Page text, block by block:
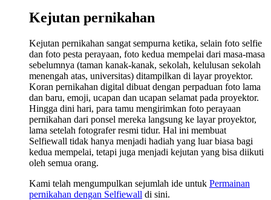
Kejutan pernikahan
Kejutan pernikahan sangat sempurna ketika, selain foto selfie
dan foto pesta perayaan, foto kedua mempelai dari masa-masa
sebelumnya (taman kanak-kanak, sekolah, kelulusan sekolah
menengah atas, universitas) ditampilkan di layar proyektor.
Koran pernikahan digital dibuat dengan perpaduan foto lama
dan baru, emoji, ucapan dan ucapan selamat pada proyektor.
Hingga dini hari, para tamu mengirimkan foto perayaan
pernikahan dari ponsel mereka langsung ke layar proyektor,
lama setelah fotografer resmi tidur. Hal ini membuat
Selfiewall tidak hanya menjadi hadiah yang luar biasa bagi
kedua mempelai, tetapi juga menjadi kejutan yang bisa diikuti
oleh semua orang.
Kami telah mengumpulkan sejumlah ide untuk Permainan
pernikahan dengan Selfiewall di sini.